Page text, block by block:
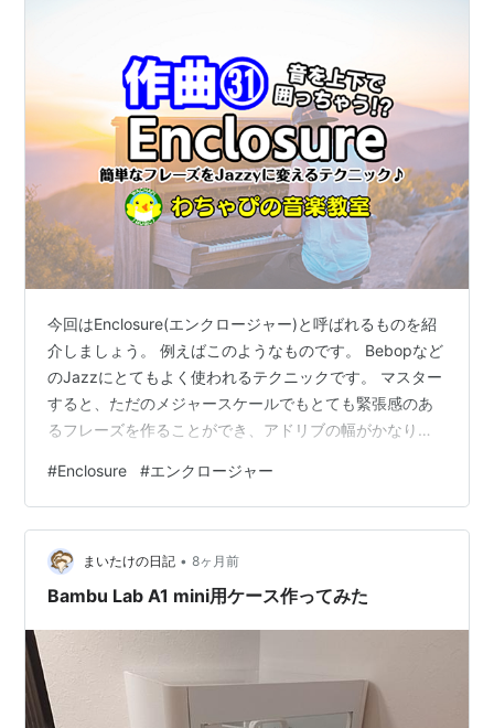
今回はEnclosure(エンクロージャー)と呼ばれるものを紹
介しましょう。 例えばこのようなものです。 Bebopなど
のJazzにとてもよく使われるテクニックです。 マスター
すると、ただのメジャースケールでもとても緊張感のあ
るフレーズを作ることができ、アドリブの幅がかなり広
Enclosure 3 note Enclosure 4 note Enclosure 具体的な
使い方 実際の使用例 さいごに はじめに Enclosureとは直
訳すると「囲い」ということになります。 Jazzなどで使
うEnclosurとは、簡単に言ってしまえば「半…
#Enclosure #エンクロージャー
まいたけの日記 • 8ヶ月前
Bambu Lab A1 mini用ケース作ってみた